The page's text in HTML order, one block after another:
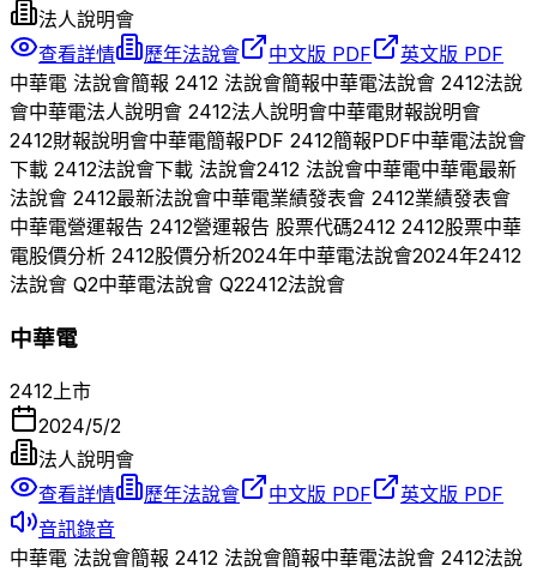
法人說明會
查看詳情
歷年法說會 中文版 PDF
英文版 PDF
中華電 法說會簡報 2412 法說會簡報中華電法說會 2412法說
會中華電法人說明會 2412法人說明會中華電財報說明會
2412財報說明會中華電簡報PDF 2412簡報PDF中華電法說會
下載 2412法說會下載 法說會2412 法說會中華電中華電最新
法說會 2412最新法說會中華電業績發表會 2412業績發表會
中華電營運報告 2412營運報告 股票代碼2412 2412股票中華
電股價分析 2412股價分析2024年中華電法說會2024年2412
法說會 Q2中華電法說會 Q22412法說會
中華電
2412 上市
2024/5/2
法人說明會
查看詳情
歷年法說會 中文版 PDF
英文版 PDF
音訊錄音
中華電 法說會簡報 2412 法說會簡報中華電法說會 2412法說